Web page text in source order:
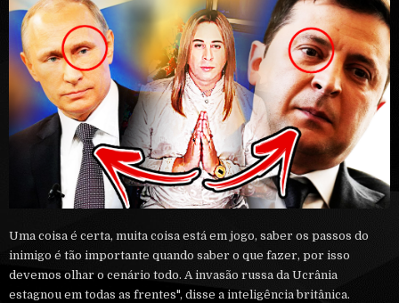
Uma coisa é certa, muita coisa está em jogo, saber os passos do
inimigo é tão importante quando saber o que fazer, por isso
devemos olhar o cenário todo. A invasão russa da Ucrânia
estagnou em todas as frentes", disse a inteligência britânica.